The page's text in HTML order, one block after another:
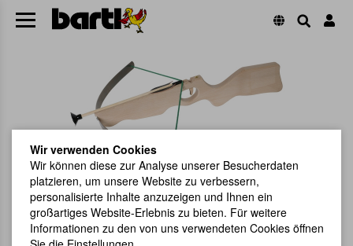
Wir verwenden Cookies
Wir können diese zur Analyse unserer Besucherdaten
platzieren, um unsere Website zu verbessern,
personalisierte Inhalte anzuzeigen und Ihnen ein
großartiges Website-Erlebnis zu bieten. Für weitere
Informationen zu den von uns verwendeten Cookies öffnen